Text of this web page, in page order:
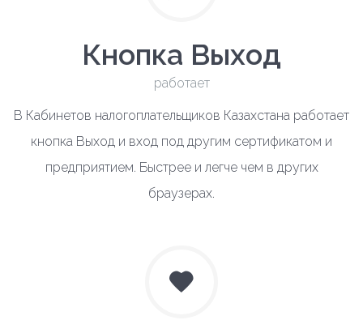
Кнопка Выход
работает
В Кабинетов налогоплательщиков Казахстана работает
кнопка Выход и вход под другим сертификатом и
предприятием. Быстрее и легче чем в других
браузерах.